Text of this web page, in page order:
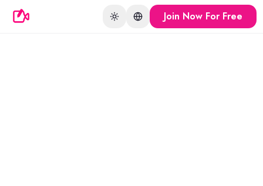
Toggle theme
Change language
Join Now For Free